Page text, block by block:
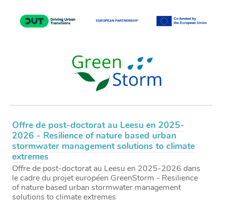
Offre de post-doctorat au Leesu en 2025-
2026 - Resilience of nature based urban
stormwater management solutions to climate
extremes
Offre de post-doctorat au Leesu en 2025-2026 dans
le cadre du projet européen GreenStorm - Resilience
of nature based urban stormwater management
solutions to climate extremes